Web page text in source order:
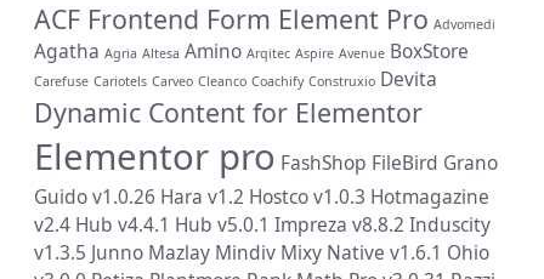
ACF Frontend Form Element Pro Advomedi
Agatha Agria Altesa Amino Arqitec Aspire Avenue BoxStore
Carefuse Cariotels Carveo Cleanco Coachify Construxio Devita
Dynamic Content for Elementor
Elementor pro FashShop FileBird Grano
Guido v1.0.26 Hara v1.2 Hostco v1.0.3 Hotmagazine
v2.4 Hub v4.4.1 Hub v5.0.1 Impreza v8.8.2 Induscity
v1.3.5 Junno Mazlay Mindiv Mixy Native v1.6.1 Ohio